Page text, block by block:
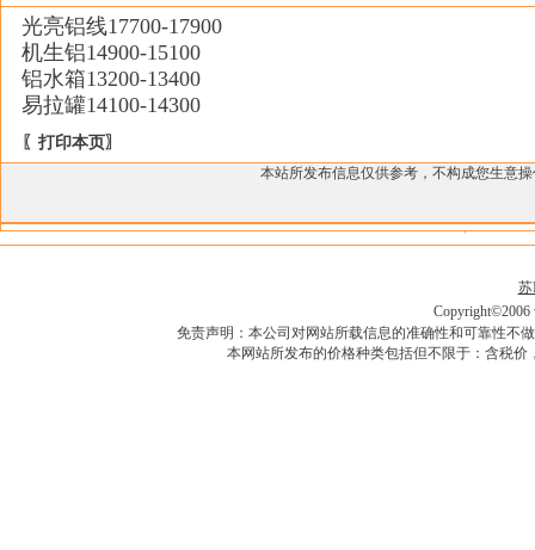
光亮铝线17700-17900
机生铝14900-15100
铝水箱13200-13400
易拉罐14100-14300
〖打印本页〗
本站所发布信息仅供参考，不构成您生意
苏
Copyright©2006
免责声明：本公司对网站所载信息的准确性和可靠性不
本网站所发布的价格种类包括但不限于：含税